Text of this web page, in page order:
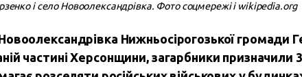
і село Новоолександрівка. Фото соцмережі і wikipedia.org
Нижньосірогозької громади
частині Херсонщини, загарбники призначили